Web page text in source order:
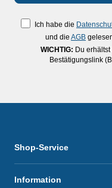
Ich habe die
und die AGB
WICHTIG: Du
Bestätigungslink
Shop-Service
Information